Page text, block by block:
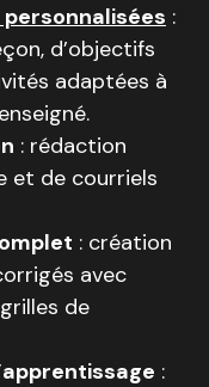
:
d’objectifs
adaptées à
.
: rédaction
et de courriels
: création
avec
de
: